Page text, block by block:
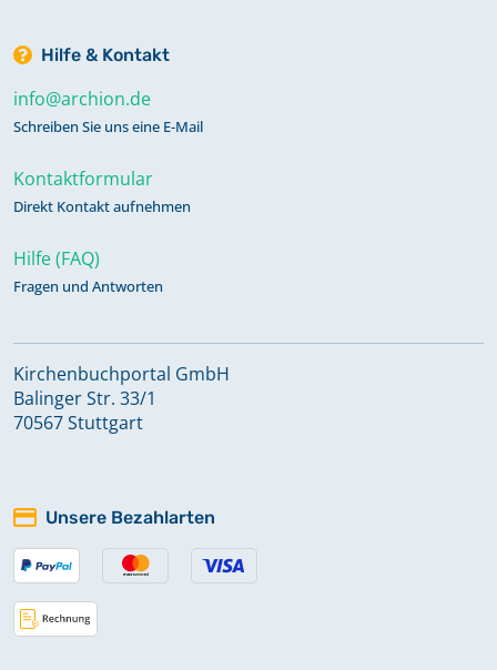
Kirchenbuch Raguhn: Taufen 1791-
1800, 1817-1850
Keine verfügbaren Digitalisate
Kirchenbuch Raguhn: Taufen 1858-
Kirchenbuch Raguhn: Taufen 1872-
1890
1914
1684-1736 und 1755-1759, Taufen
Hilfe & Kontakt
info@archion.de
Schreiben Sie uns eine E-Mail
Kontaktformular
Direkt Kontakt aufnehmen
Hilfe (FAQ)
Fragen und Antworten
Kirchenbuchportal GmbH
Balinger Str. 33/1
70567 Stuttgart
Unsere Bezahlarten